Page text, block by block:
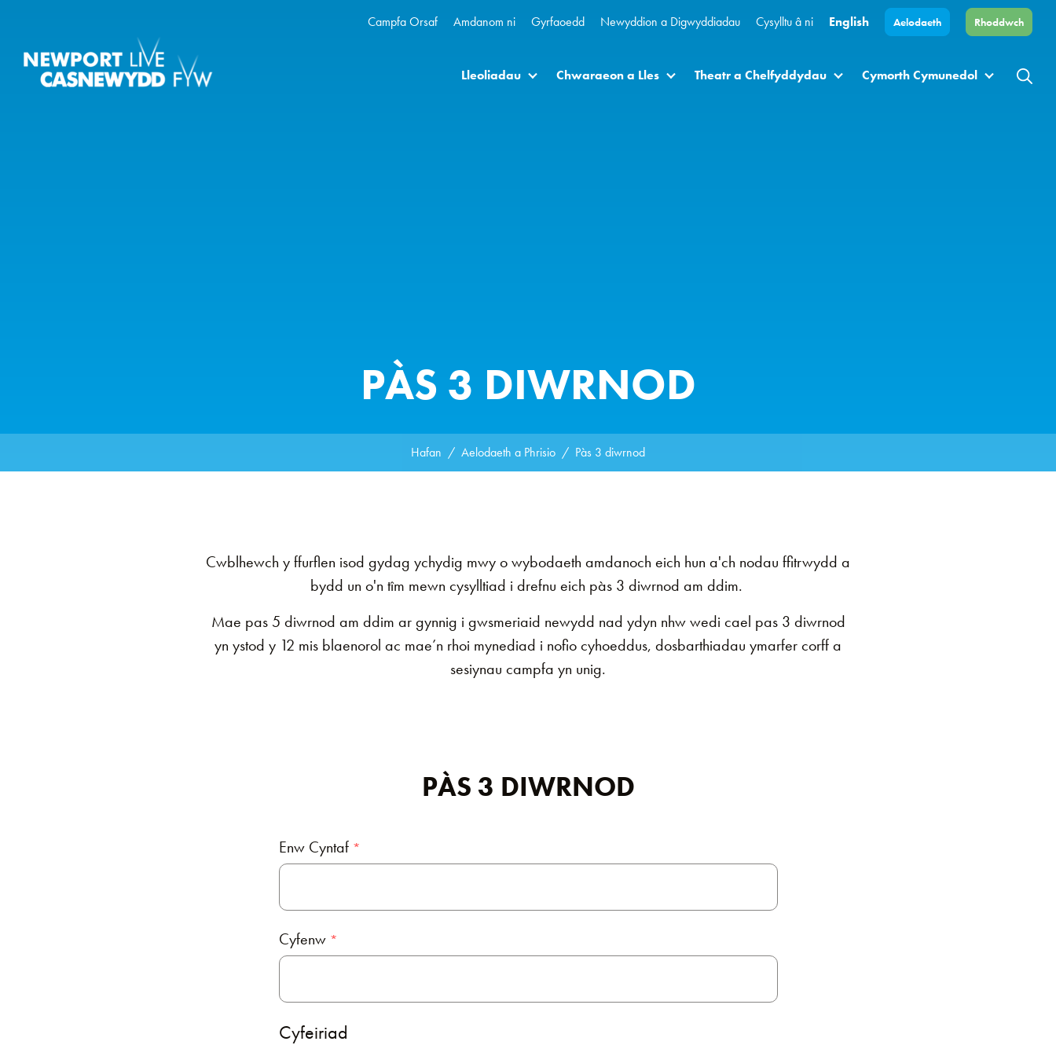
Campfa Orsaf Amdanom ni Gyrfaoedd Newyddion a Digwyddiadau Cysylltu â ni English Aelodaeth Rhoddwch
Lleoliadau Chwaraeon a Lles Theatr a Chelfyddydau Cymorth Cymunedol
PÀS 3 DIWRNOD
Hafan Aelodaeth a Phrisio Pàs 3 diwrnod
Cwblhewch y ffurflen isod gydag ychydig mwy o wybodaeth amdanoch eich hun a'ch nodau ffitrwydd a
bydd un o'n tîm mewn cysylltiad i drefnu eich pàs 3 diwrnod am ddim.
Mae pas 5 diwrnod am ddim ar gynnig i gwsmeriaid newydd nad ydyn nhw wedi cael pas 3 diwrnod
yn ystod y 12 mis blaenorol ac mae’n rhoi mynediad i nofio cyhoeddus, dosbarthiadau ymarfer corff a
sesiynau campfa yn unig.
PÀS 3 DIWRNOD
Enw Cyntaf
Cyfenw
Cyfeiriad